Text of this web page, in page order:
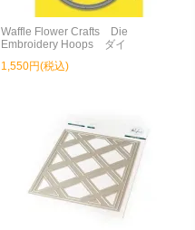
Waffle Flower Crafts Die
Embroidery Hoops ダイ
1,550円(税込)